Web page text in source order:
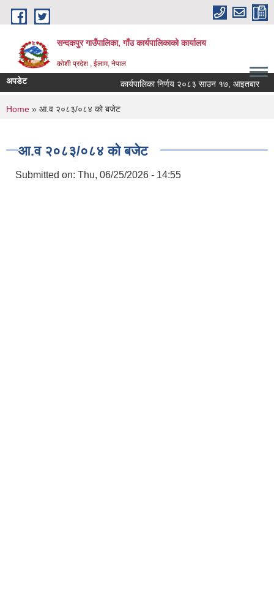
Skip to main content
सन्दकपुर गाउँपालिका, गाँउ कार्यपालिकाको कार्यालय
कोशी प्रदेश , ईलाम, नेपाल
अपडेट कार्यपालिका निर्णय २०८३ साउन १७, आइतबार
You are here
Home » आ.व २०८३/०८४ को बजेट
आ.व २०८३/०८४ को बजेट
Submitted on: Thu, 06/25/2026 - 14:55